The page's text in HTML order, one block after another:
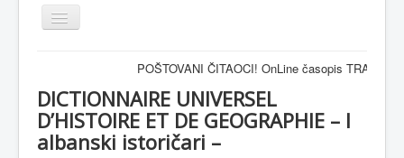
Isključi
navigaciju
VESTI
KULTURA
INTERVJU
POŠTOVANI ČITAOCI! OnLine časopis TRAGOVI-
DICTIONNAIRE UNIVERSEL
D’HISTOIRE ET DE GEOGRAPHIE – I
albanski istoričari –